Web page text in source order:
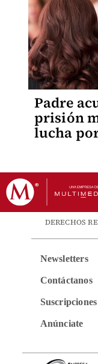
Padre
prisión
lucha
DERECHOS
Newsletters
Contáctanos
Suscripciones
Anúnciate